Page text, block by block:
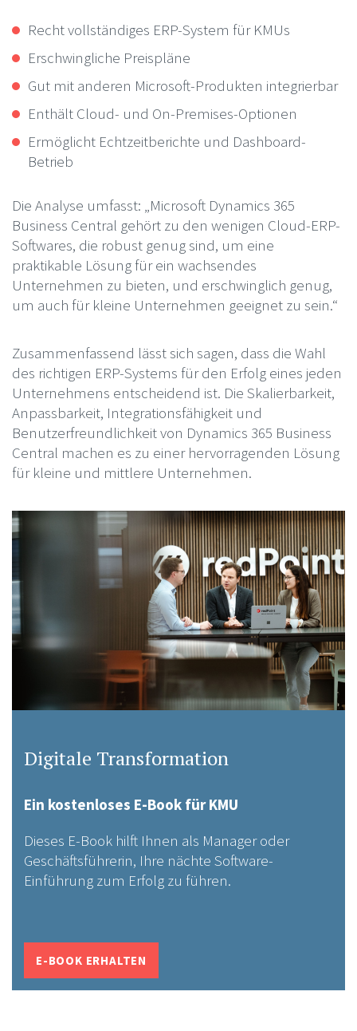
Recht vollständiges ERP-System für KMUs
Erschwingliche Preispläne
Gut mit anderen Microsoft-Produkten integrierbar
Enthält Cloud- und On-Premises-Optionen
Ermöglicht Echtzeitberichte und Dashboard-
Betrieb
Die Analyse umfasst: „Microsoft Dynamics 365
Business Central gehört zu den wenigen Cloud-ERP-
Softwares, die robust genug sind, um eine
praktikable Lösung für ein wachsendes
Unternehmen zu bieten, und erschwinglich genug,
um auch für kleine Unternehmen geeignet zu sein.“
Zusammenfassend lässt sich sagen, dass die Wahl
des richtigen ERP-Systems für den Erfolg eines jeden
Unternehmens entscheidend ist. Die Skalierbarkeit,
Anpassbarkeit, Integrationsfähigkeit und
Benutzerfreundlichkeit von Dynamics 365 Business
Central machen es zu einer hervorragenden Lösung
für kleine und mittlere Unternehmen.
Digitale Transformation
Ein kostenloses E-Book für KMU
Dieses E-Book hilft Ihnen als Manager oder
Geschäftsführerin, Ihre nächte Software-
Einführung zum Erfolg zu führen.
E-BOOK ERHALTEN